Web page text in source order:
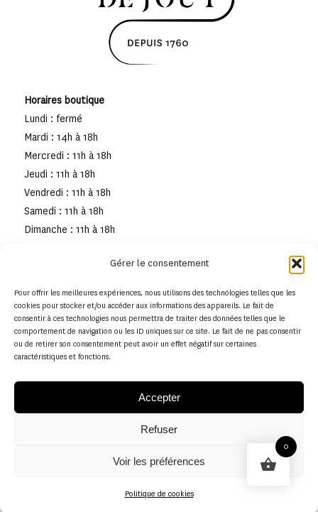
Gérer le consentement
Pour offrir les meilleures expériences, nous utilisons des technologies telles que les
cookies pour stocker et/ou accéder aux informations des appareils. Le fait de
consentir à ces technologies nous permettra de traiter des données telles que le
comportement de navigation ou les ID uniques sur ce site. Le fait de ne pas consentir
ou de retirer son consentement peut avoir un effet négatif sur certaines
caractéristiques et fonctions.
Accepter
Refuser
Voir les préférences
Politique de cookies
Horaires boutique
Lundi : fermé
Mardi : 14h à 18h
Mercredi : 11h à 18h
Jeudi : 11h à 18h
Vendredi : 11h à 18h
Samedi : 11h à 18h
Dimanche : 11h à 18h
Conditions générales
0